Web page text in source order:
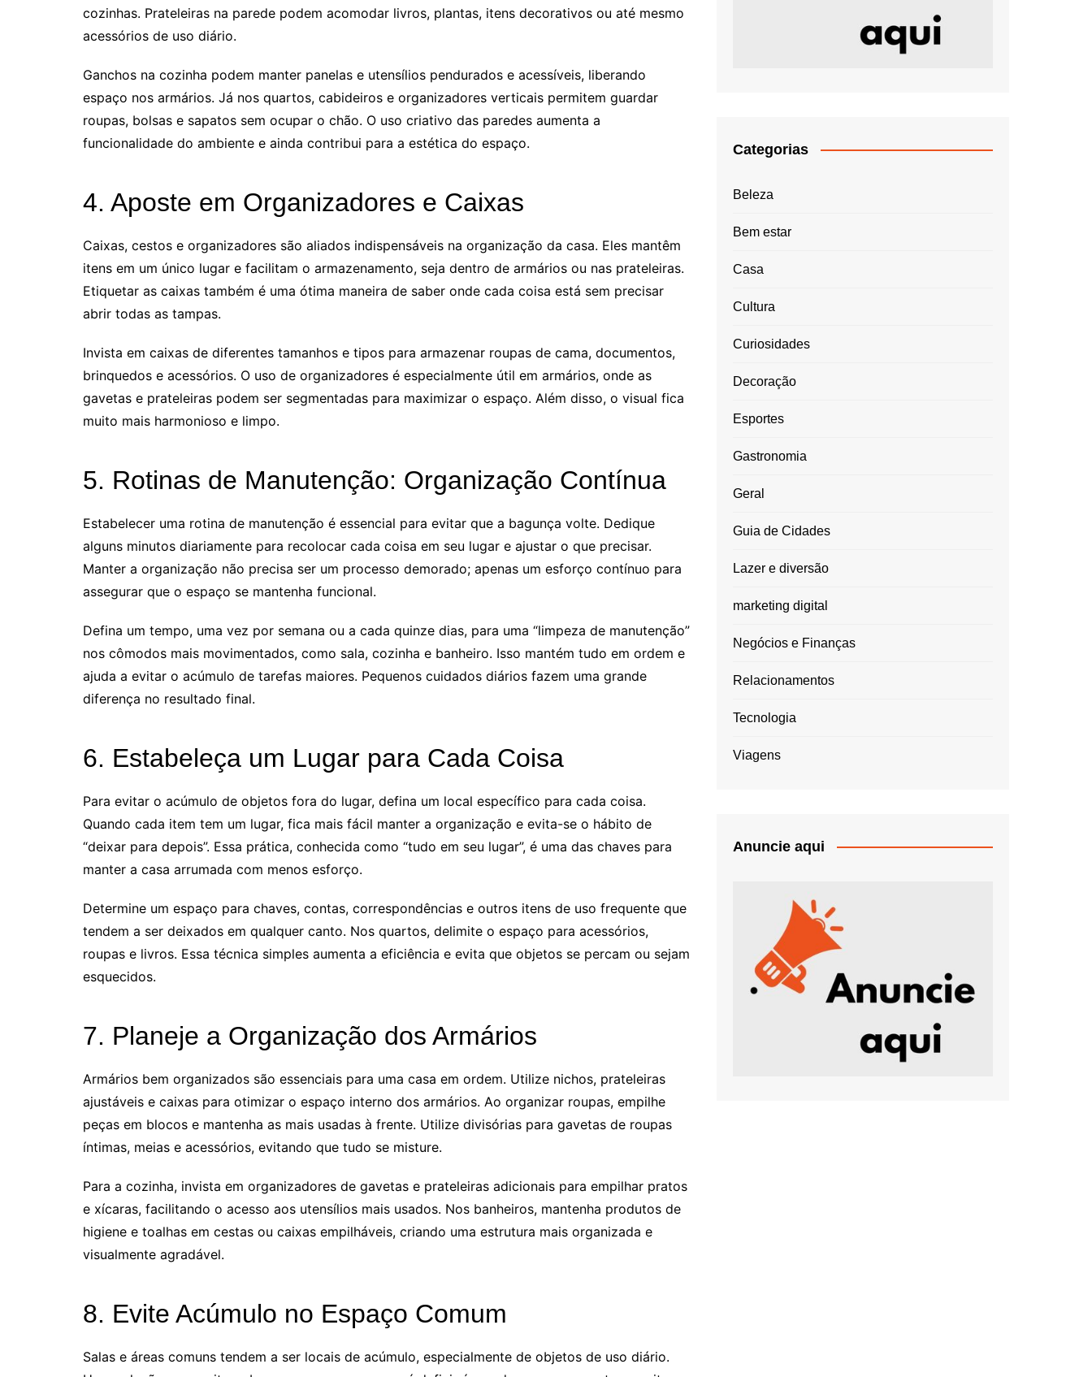
cozinhas. Prateleiras na parede podem acomodar livros, plantas, itens decorativos ou até mesmo
acessórios de uso diário.
Ganchos na cozinha podem manter panelas e utensílios pendurados e acessíveis, liberando
espaço nos armários. Já nos quartos, cabideiros e organizadores verticais permitem guardar
roupas, bolsas e sapatos sem ocupar o chão. O uso criativo das paredes aumenta a
funcionalidade do ambiente e ainda contribui para a estética do espaço.
4. Aposte em Organizadores e Caixas
Caixas, cestos e organizadores são aliados indispensáveis na organização da casa. Eles mantêm
itens em um único lugar e facilitam o armazenamento, seja dentro de armários ou nas prateleiras.
Etiquetar as caixas também é uma ótima maneira de saber onde cada coisa está sem precisar
abrir todas as tampas.
Invista em caixas de diferentes tamanhos e tipos para armazenar roupas de cama, documentos,
brinquedos e acessórios. O uso de organizadores é especialmente útil em armários, onde as
gavetas e prateleiras podem ser segmentadas para maximizar o espaço. Além disso, o visual fica
muito mais harmonioso e limpo.
5. Rotinas de Manutenção: Organização Contínua
Estabelecer uma rotina de manutenção é essencial para evitar que a bagunça volte. Dedique
alguns minutos diariamente para recolocar cada coisa em seu lugar e ajustar o que precisar.
Manter a organização não precisa ser um processo demorado; apenas um esforço contínuo para
assegurar que o espaço se mantenha funcional.
Defina um tempo, uma vez por semana ou a cada quinze dias, para uma “limpeza de manutenção”
nos cômodos mais movimentados, como sala, cozinha e banheiro. Isso mantém tudo em ordem e
ajuda a evitar o acúmulo de tarefas maiores. Pequenos cuidados diários fazem uma grande
diferença no resultado final.
6. Estabeleça um Lugar para Cada Coisa
Para evitar o acúmulo de objetos fora do lugar, defina um local específico para cada coisa.
Quando cada item tem um lugar, fica mais fácil manter a organização e evita-se o hábito de
“deixar para depois”. Essa prática, conhecida como “tudo em seu lugar”, é uma das chaves para
manter a casa arrumada com menos esforço.
Determine um espaço para chaves, contas, correspondências e outros itens de uso frequente que
tendem a ser deixados em qualquer canto. Nos quartos, delimite o espaço para acessórios,
roupas e livros. Essa técnica simples aumenta a eficiência e evita que objetos se percam ou sejam
esquecidos.
7. Planeje a Organização dos Armários
Armários bem organizados são essenciais para uma casa em ordem. Utilize nichos, prateleiras
ajustáveis e caixas para otimizar o espaço interno dos armários. Ao organizar roupas, empilhe
peças em blocos e mantenha as mais usadas à frente. Utilize divisórias para gavetas de roupas
íntimas, meias e acessórios, evitando que tudo se misture.
Para a cozinha, invista em organizadores de gavetas e prateleiras adicionais para empilhar pratos
e xícaras, facilitando o acesso aos utensílios mais usados. Nos banheiros, mantenha produtos de
higiene e toalhas em cestas ou caixas empilháveis, criando uma estrutura mais organizada e
visualmente agradável.
8. Evite Acúmulo no Espaço Comum
Salas e áreas comuns tendem a ser locais de acúmulo, especialmente de objetos de uso diário.
Categorias
Beleza
Bem estar
Casa
Cultura
Curiosidades
Decoração
Esportes
Gastronomia
Geral
Guia de Cidades
Lazer e diversão
marketing digital
Negócios e Finanças
Relacionamentos
Tecnologia
Viagens
Anuncie aqui